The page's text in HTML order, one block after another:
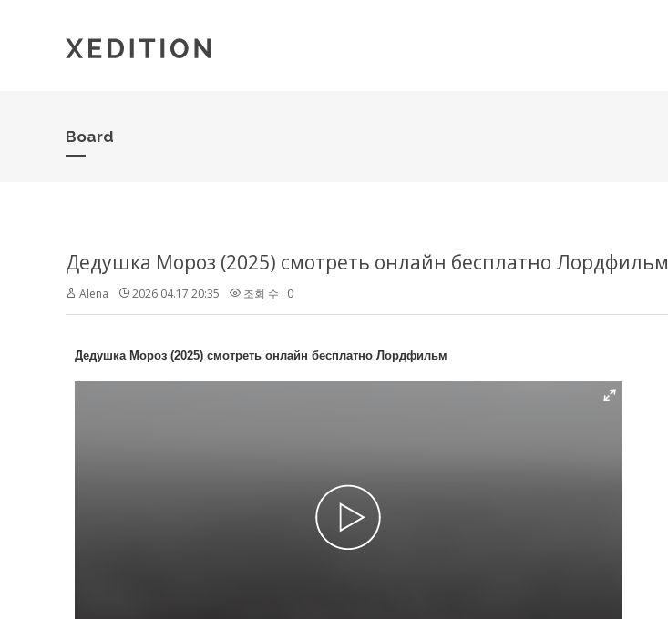
Board
Дедушка Мороз (2025) смотреть онлайн бесплатно Лордфильм
Alena 2026.04.17 20:35 조회 수 : 0
Дедушка Мороз (2025) смотреть онлайн бесплатно Лордфильм